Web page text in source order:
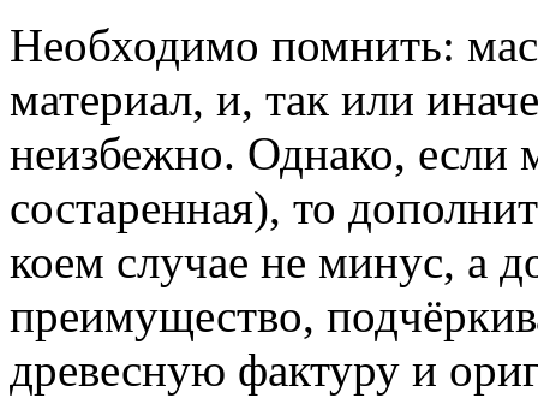
Необходимо помнить:
материал, и, так или
неизбежно. Однако, если
состаренная), то
коем случае не минус, а
преимущество,
древесную фактуру и